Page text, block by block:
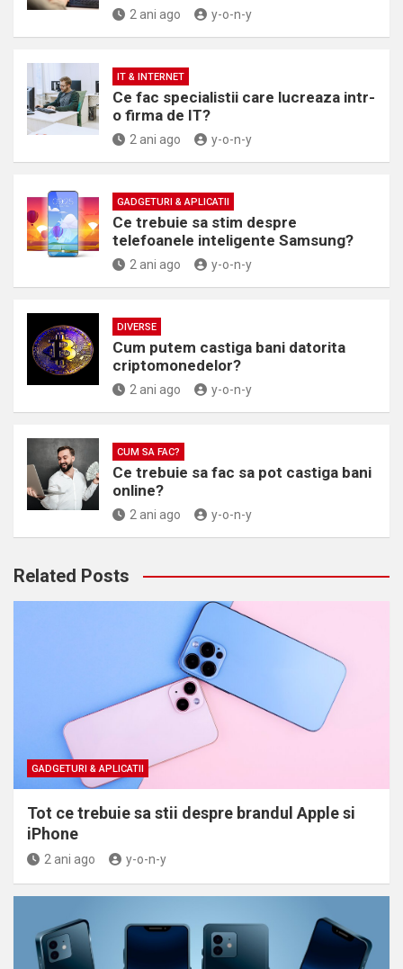
2 ani ago y-o-n-y
IT & INTERNET
Ce fac specialistii care lucreaza intr-
o firma de IT?
2 ani ago y-o-n-y
GADGETURI & APLICATII
Ce trebuie sa stim despre
telefoanele inteligente Samsung?
2 ani ago y-o-n-y
DIVERSE
Cum putem castiga bani datorita
criptomonedelor?
2 ani ago y-o-n-y
CUM SA FAC?
Ce trebuie sa fac sa pot castiga bani
online?
2 ani ago y-o-n-y
Related Posts
GADGETURI & APLICATII
Tot ce trebuie sa stii despre brandul Apple si
iPhone
2 ani ago y-o-n-y